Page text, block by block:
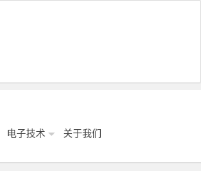
电子技术 关于我们